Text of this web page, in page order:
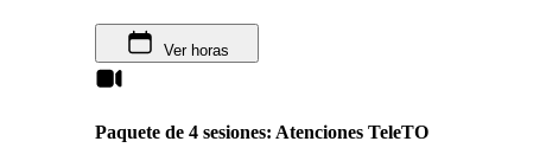
Ver horas
Paquete de 4 sesiones: Atenciones TeleTO